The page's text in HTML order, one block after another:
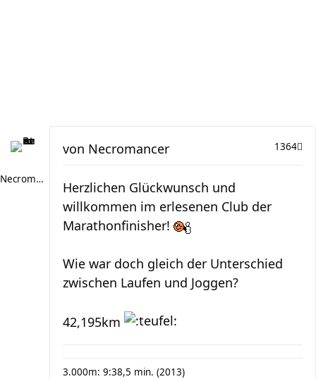
Necromancer
1364
von Necromancer
Herzlichen Glückwunsch und
willkommen im erlesenen Club der
Marathonfinisher!
Wie war doch gleich der Unterschied
zwischen Laufen und Joggen?
42,195km
3.000m: 9:38,5 min. (2013)